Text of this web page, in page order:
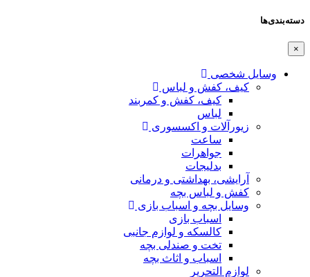
دسته‌بندی‌ها
×
وسایل شخصی
کیف، کفش و لباس
کیف، کفش و کمربند
لباس
زیورآلات و اکسسوری
ساعت
جواهرات
بدلیجات
آرایشی، بهداشتی و درمانی
کفش و لباس بچه
وسایل بچه و اسباب بازی
اسباب بازی
کالسکه و لوازم جانبی
تخت و صندلی بچه
اسباب و اثاث بچه
لوازم التحریر